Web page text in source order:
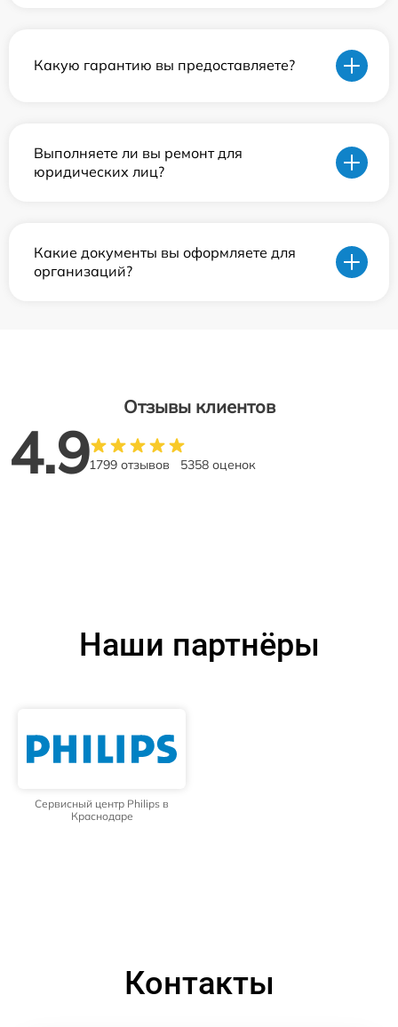
Какую гарантию вы предоставляете?
Выполняете ли вы ремонт для
юридических лиц?
Какие документы вы оформляете для
организаций?
Отзывы клиентов
4.91799 отзывов 5358 оценок
Наши партнёры
Сервисный центр Philips в
Краснодаре
Контакты